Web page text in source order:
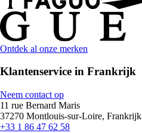
Ontdek al onze merken
Klantenservice in Frankrijk
Neem contact op
11 rue Bernard Maris
37270 Montlouis-sur-Loire, Frankrijk
+33 1 86 47 62 58